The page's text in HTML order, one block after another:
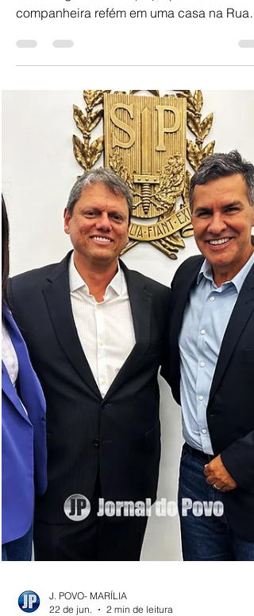
após fazer a companheira refém,
zona sul de Marília
desta segunda-feira (22), após fazer a
companheira refém em uma casa na Rua
Japão, bairro Jóquei Clube, na zona sul de
Marília. A Polícia Militar foi acionada pela
manhã e iniciou as negociações por
horas. Na intervenção, o homem foi
com dois tiros e morreu no local. A mulher
foi socorrida e encaminhada ao Hospital
das Clínicas.